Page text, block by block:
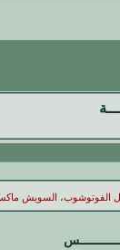
السويش ماكس